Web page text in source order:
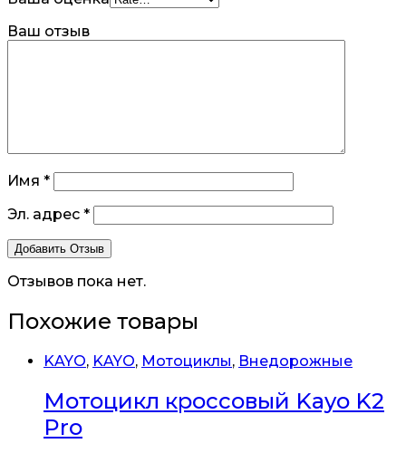
Ваш отзыв
Имя *
Эл. адрес *
Отзывов пока нет.
Похожие товары
KAYO, KAYO, Мотоциклы, Внедорожные
Мотоцикл кроссовый Kayo K2
Pro